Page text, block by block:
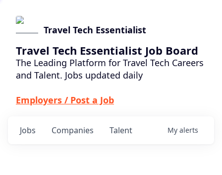
Travel Tech Essentialist
Travel Tech Essentialist Job Board
The Leading Platform for Travel Tech Careers
and Talent. Jobs updated daily
Employers / Post a Job
Jobs Companies Talent My alerts